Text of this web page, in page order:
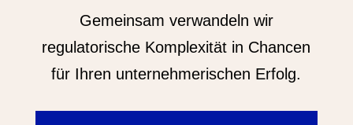
Gemeinsam verwandeln wir
regulatorische Komplexität in Chancen
für Ihren unternehmerischen Erfolg.